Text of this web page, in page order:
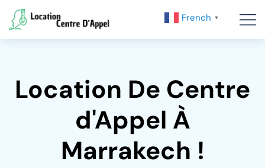
French ▼
Location De Centre
d'Appel À
Marrakech !